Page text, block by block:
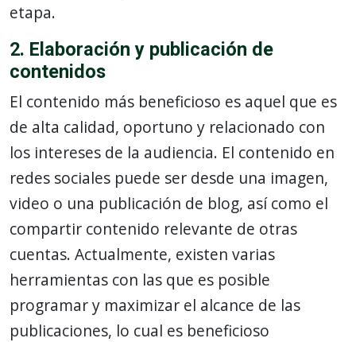
etapa.
2. Elaboración y publicación de
contenidos
El contenido más beneficioso es aquel que es
de alta calidad, oportuno y relacionado con
los intereses de la audiencia. El contenido en
redes sociales puede ser desde una imagen,
video o una publicación de blog, así como el
compartir contenido relevante de otras
cuentas. Actualmente, existen varias
herramientas con las que es posible
programar y maximizar el alcance de las
publicaciones, lo cual es beneficioso